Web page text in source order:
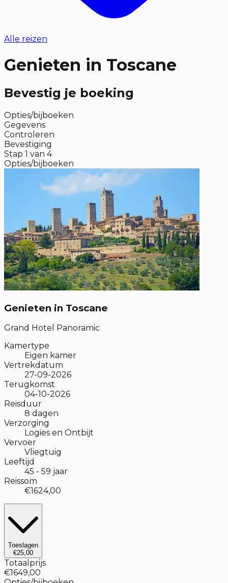
Alle reizen
Genieten in Toscane
Bevestig je boeking
Opties/bijboeken
Gegevens
Controleren
Bevestiging
Stap 1 van 4
Opties/bijboeken
Genieten in Toscane
Grand Hotel Panoramic
Kamertype
Eigen kamer
Vertrekdatum
27-09-2026
Terugkomst
04-10-2026
Reisduur
8 dagen
Verzorging
Logies en Ontbijt
Vervoer
Vliegtuig
Leeftijd
45 - 59 jaar
Reissom
€1624,00
Toeslagen
€25,00
Totaalprijs
€1649,00